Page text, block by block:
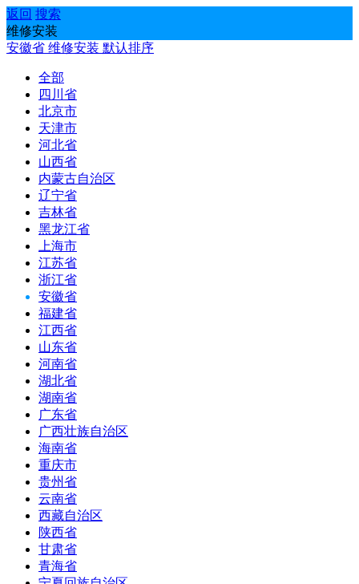
返回 搜索
维修安装
安徽省 维修安装 默认排序
全部
四川省
北京市
天津市
河北省
山西省
内蒙古自治区
辽宁省
吉林省
黑龙江省
上海市
江苏省
浙江省
安徽省
福建省
江西省
山东省
河南省
湖北省
湖南省
广东省
广西壮族自治区
海南省
重庆市
贵州省
云南省
西藏自治区
陕西省
甘肃省
青海省